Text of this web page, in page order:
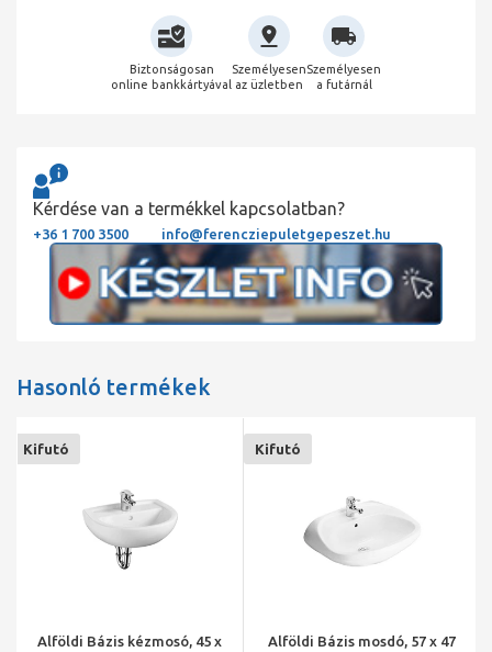
Biztonságosan
online bankkártyával
Személyesen
az üzletben
Személyesen
a futárnál
Kérdése van a termékkel kapcsolatban?
+36 1 700 3500 info@ferencziepuletgepeszet.hu
Hasonló termékek
Alföldi Bázis kézmosó, 45 x
Kifutó
Alföldi Bázis mosdó, 57 x 47
Kifutó